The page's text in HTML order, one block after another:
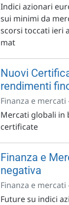
Indici azionari
sui minimi da
scorsi toccati ieri
mat
Nuovi
rendimenti
Finanza e mercati
Mercati globali in
certificate
Finanza e
negativa
Finanza e mercati
Future su indici